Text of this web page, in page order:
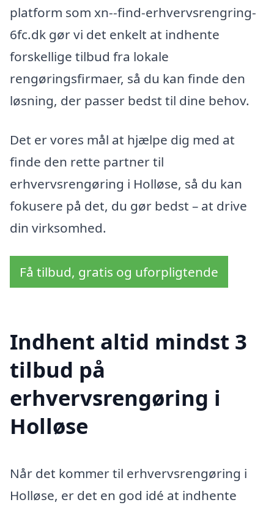
platform som xn--find-erhvervsrengring-
6fc.dk gør vi det enkelt at indhente
forskellige tilbud fra lokale
rengøringsfirmaer, så du kan finde den
løsning, der passer bedst til dine behov.
Det er vores mål at hjælpe dig med at
finde den rette partner til
erhvervsrengøring i Holløse, så du kan
fokusere på det, du gør bedst – at drive
din virksomhed.
Få tilbud, gratis og uforpligtende
Indhent altid mindst 3
tilbud på
erhvervsrengøring i
Holløse
Når det kommer til erhvervsrengøring i
Holløse, er det en god idé at indhente